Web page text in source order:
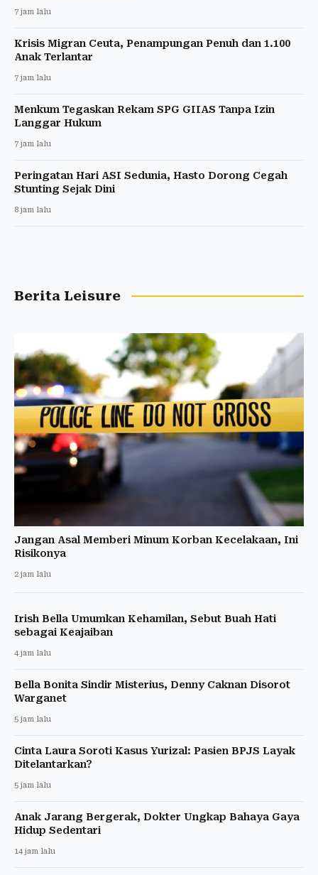
7 jam lalu
Krisis Migran Ceuta, Penampungan Penuh dan 1.100
Anak Terlantar
7 jam lalu
Menkum Tegaskan Rekam SPG GIIAS Tanpa Izin
Langgar Hukum
7 jam lalu
Peringatan Hari ASI Sedunia, Hasto Dorong Cegah
Stunting Sejak Dini
8 jam lalu
Berita Leisure
Jangan Asal Memberi Minum Korban Kecelakaan, Ini
Risikonya
2 jam lalu
Irish Bella Umumkan Kehamilan, Sebut Buah Hati
sebagai Keajaiban
4 jam lalu
Bella Bonita Sindir Misterius, Denny Caknan Disorot
Warganet
5 jam lalu
Cinta Laura Soroti Kasus Yurizal: Pasien BPJS Layak
Ditelantarkan?
5 jam lalu
Anak Jarang Bergerak, Dokter Ungkap Bahaya Gaya
Hidup Sedentari
14 jam lalu